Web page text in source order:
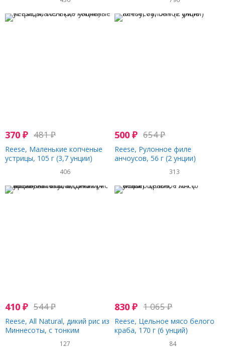
370 ₽ 481₽
Reese, Маленькие копченые
устрицы, 105 г (3,7 унции)
406
500₽ 654₽
Reese, Рулонное филе
анчоусов, 56 г (2 унции)
313
410 ₽ 544₽
Reese, All Natural, дикий рис из
Миннесоты, с тонким
ореховым вкусом, 113 г (4
127
830₽ 1 065₽
Reese, Цельное мясо белого
краба, 170 г (6 унций)
84